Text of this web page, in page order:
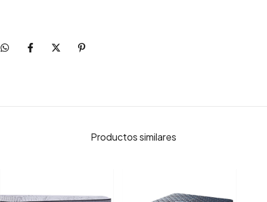
Productos similares